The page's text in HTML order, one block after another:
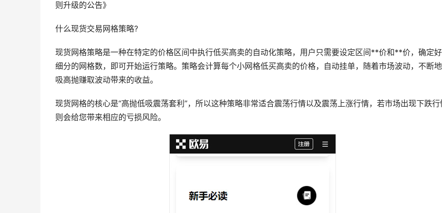
则升级的公告》
什么现货交易网格策略?
现货网格策略是一种在特定的价格区间中执行低买高卖的自动化策略，用户只需要设定区间**价和**价，确定
细分的网格数，即可开始运行策略。策略会计算每个小网格低买高卖的价格，自动挂单，随着市场波动，不断
吸高抛赚取波动带来的收益。
现货网格的核心是“高抛低吸震荡套利”，所以这种策略非常适合震荡行情以及震荡上涨行情，若市场出现下跌行
则会给您带来相应的亏损风险。